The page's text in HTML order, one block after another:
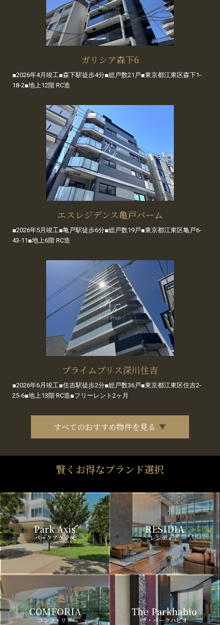
ガリシア森下6
■2026年4月竣工■森下駅徒歩4分■総戸数21戸■東京都江東区森下1-
18-2■地上12階 RC造
エスレジデンス亀戸バーム
■2026年5月竣工■亀戸駅徒歩6分■総戸数19戸■東京都江東区亀戸6-
43-11■地上6階 RC造
プライムブリス深川住吉
■2026年6月竣工■住吉駅徒歩2分■総戸数36戸■東京都江東区住吉2-
25-6■地上13階 RC造■フリーレント2ヶ月
すべてのおすすめ物件を見る
賢くお得なブランド選択
Park Axis
パークアクシス
RESIDIA
レジディア
COMFORIA
コンフォリア
The Parkhabio
ザ・パークハビオ